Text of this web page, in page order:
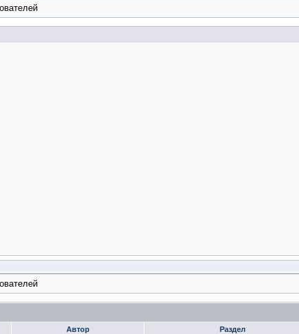
Автор Раздел